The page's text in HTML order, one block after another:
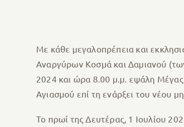
Με κάθε μεγαλοπρέπεια και
Αναργύρων Κοσμά και Δαμιανού
2024 και ώρα 8.00 μ.μ. εψάλη Μέγας
Αγιασμού επί τη ενάρξει του νέου
Το πρωί της Δευτέρας, 1 Ιουλίου